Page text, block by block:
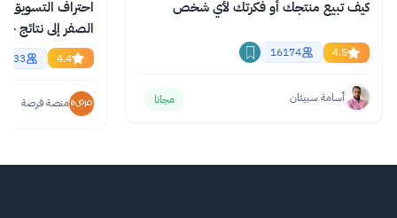
كيف تبيع منتجك أو فكرتك لأي شخص
4.5
16174
أسامة سبيتان مجانا
احتراف التسويق
الصفر إلى نتائج
اونلاين
4.4
2833
منصة فرصة